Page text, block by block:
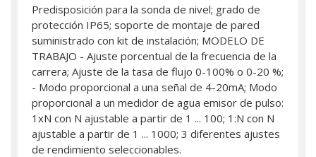
Predisposición para la sonda de nivel; grado de
protección IP65; soporte de montaje de pared
suministrado con kit de instalación; MODELO DE
TRABAJO - Ajuste porcentual de la frecuencia de la
carrera; Ajuste de la tasa de flujo 0-100% o 0-20 %;
- Modo proporcional a una señal de 4-20mA; Modo
proporcional a un medidor de agua emisor de pulso:
1xN con N ajustable a partir de 1 ... 100; 1:N con N
ajustable a partir de 1 ... 1000; 3 diferentes ajustes
de rendimiento seleccionables.